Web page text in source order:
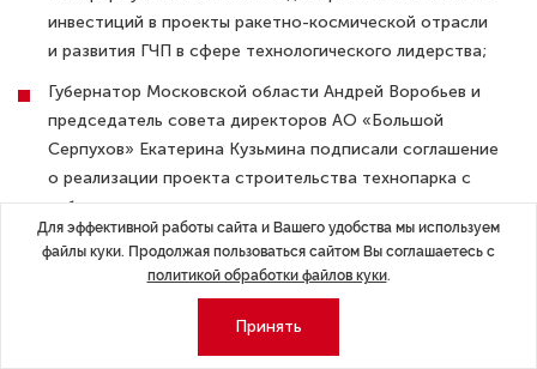
инвестиций в проекты ракетно-космической отрасли
и развития ГЧП в сфере технологического лидерства;
Губернатор Московской области Андрей Воробьев и
председатель совета директоров АО «Большой
Серпухов» Екатерина Кузьмина подписали соглашение
о реализации проекта строительства технопарка с
лабораториями и производственными помещениями в
ОЭЗ «Большой Серпухов» с инвестициями более 3
млрд рублей, ввод объекта запланирован на 2030 год;
Зампред правительства — министр инвестиций,
промышленности и науки Московской области
Екатерина Зиновьева и председатель совета
Для эффективной работы сайта и Вашего удобства мы используем
файлы куки. Продолжая пользоваться сайтом Вы соглашаетесь с
политикой обработки файлов куки.
Принять